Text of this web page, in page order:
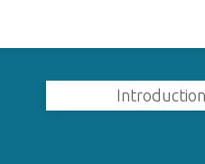
Introduction